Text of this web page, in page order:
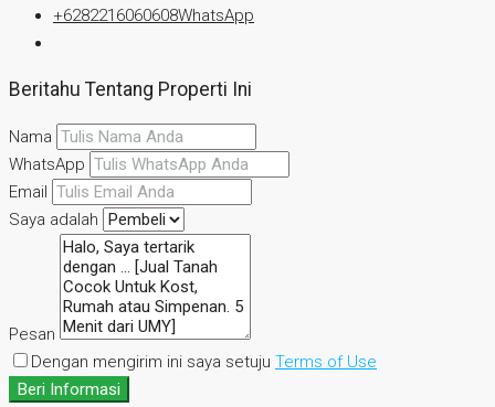
+6282216060608WhatsApp
Beritahu Tentang Properti Ini
Nama
WhatsApp
Email
Saya adalah
Pesan
Dengan mengirim ini saya setuju Terms of Use
Beri Informasi